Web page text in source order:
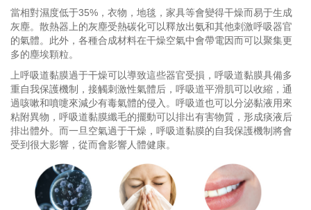
當相對濕度低于35%，衣物，地毯，家具等會變得干燥而易于生成
灰塵。散熱器上的灰塵受熱碳化可以釋放出氨和其他刺激呼吸器官
的氣體。此外，各種合成材料在干燥空氣中會帶電因而可以聚集更
多的塵埃顆粒。
上呼吸道黏膜過于干燥可以導致這些器官受損，呼吸道黏膜具備多
重自我保護機制，接觸刺激性氣體后，呼吸道平滑肌可以收縮，通
過咳嗽和噴嚏來減少有毒氣體的侵入。呼吸道也可以分泌黏液用來
粘附異物，呼吸道黏膜纖毛的擺動可以排出有害物質，形成痰液后
排出體外。而一旦空氣過于干燥，呼吸道黏膜的自我保護機制將會
受到很大影響，從而會影響人體健康。